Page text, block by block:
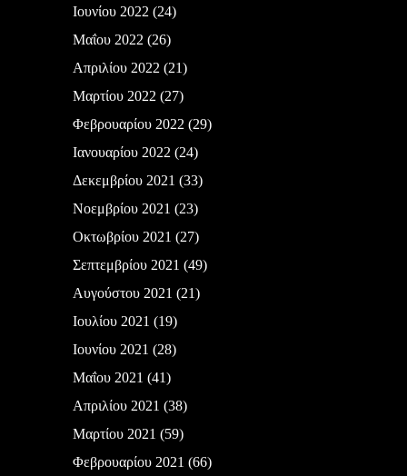
Ιουνίου 2022 (24)
Μαΐου 2022 (26)
Απριλίου 2022 (21)
Μαρτίου 2022 (27)
Φεβρουαρίου 2022 (29)
Ιανουαρίου 2022 (24)
Δεκεμβρίου 2021 (33)
Νοεμβρίου 2021 (23)
Οκτωβρίου 2021 (27)
Σεπτεμβρίου 2021 (49)
Αυγούστου 2021 (21)
Ιουλίου 2021 (19)
Ιουνίου 2021 (28)
Μαΐου 2021 (41)
Απριλίου 2021 (38)
Μαρτίου 2021 (59)
Φεβρουαρίου 2021 (66)